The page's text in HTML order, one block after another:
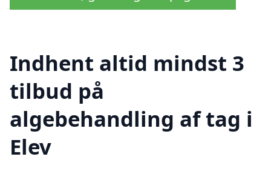
Indhent altid mindst 3
tilbud på
algebehandling af tag i
Elev